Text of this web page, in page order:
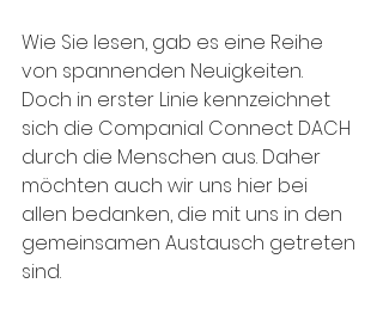
Wie Sie lesen, gab es eine Reihe
von spannenden Neuigkeiten.
Doch in erster Linie kennzeichnet
sich die Companial Connect DACH
durch die Menschen aus. Daher
möchten auch wir uns hier bei
allen bedanken, die mit uns in den
gemeinsamen Austausch getreten
sind.